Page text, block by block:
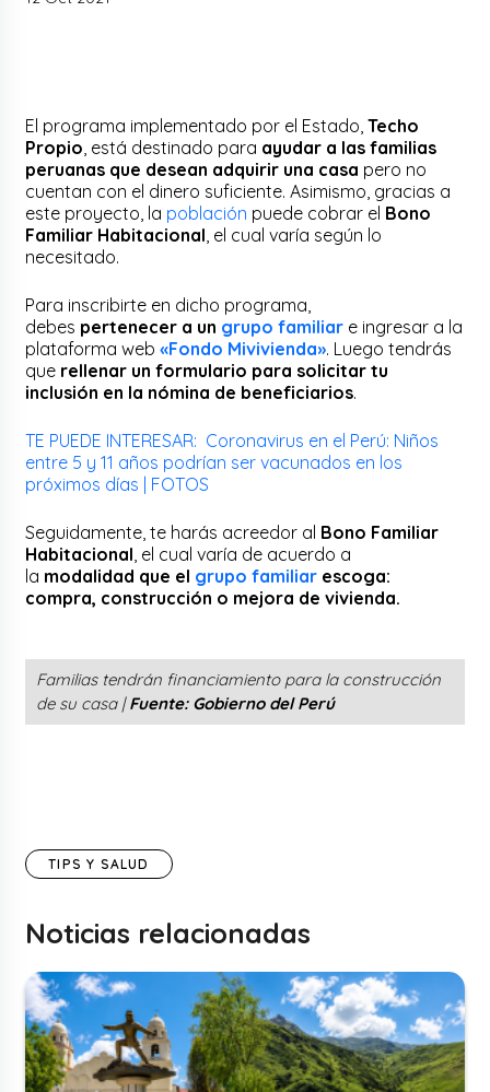
El programa implementado por el Estado, Techo
Propio , está destinado para ayudar a las familias
peruanas que desean adquirir una casa pero no
cuentan con el dinero suficiente. Asimismo, gracias a
este proyecto, la población puede cobrar el Bono
Familiar Habitacional , el cual varía según lo
necesitado.
Para inscribirte en dicho programa,
debes pertenecer a un grupo familiar e ingresar a la
plataforma web«Fondo Mivivienda». Luego tendrás
que rellenar un formulario para solicitar tu
inclusión en la nómina de beneficiarios.
TE PUEDE INTERESAR: Coronavirus en el Perú: Niños
entre 5 y 11 años podrían ser vacunados en los
próximos días | FOTOS
Seguidamente, te harás acreedor al Bono Familiar
Habitacional , el cual varía de acuerdo a
la modalidad que el grupo familiar escoga:
compra, construcción o mejora de vivienda.
Familias tendrán financiamiento para la construcción
de su casa |Fuente: Gobierno del Perú
TIPS Y SALUD
Noticias relacionadas